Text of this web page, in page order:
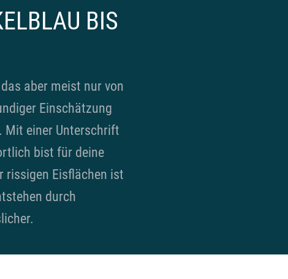
BIS
aber meist nur von
Einschätzung
Mit einer Unterschrift
bist für deine
rissigen Eisflächen ist
durch